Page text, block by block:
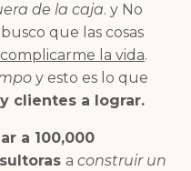
de la caja. y No
que las cosas
la vida.
y esto es lo que
clientes a lograr.
a 100,000
a construir un